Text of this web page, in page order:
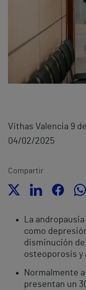
Vithas Valencia 9
04/02/2025
Compartir
La
como
disminución
osteoporosis y
Normalmente
presentan un